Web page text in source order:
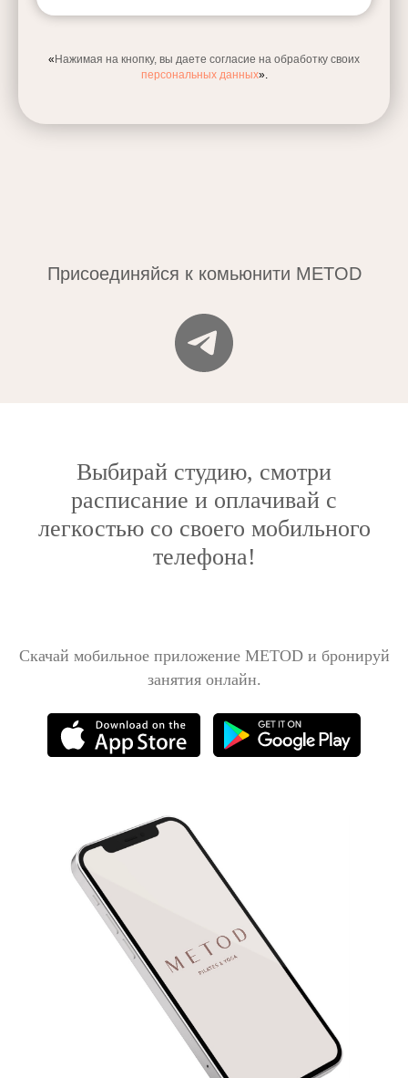
«Нажимая на кнопку, вы даете согласие на обработку своих
персональных данных».
Присоединяйся к комьюнити METOD
Выбирай студию, смотри
расписание и оплачивай с
легкостью со своего мобильного
телефона!
Скачай мобильное приложение METOD и бронируй
занятия онлайн.